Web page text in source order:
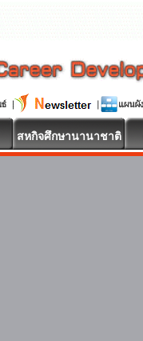
สหกิจศึกษานานาชาติ